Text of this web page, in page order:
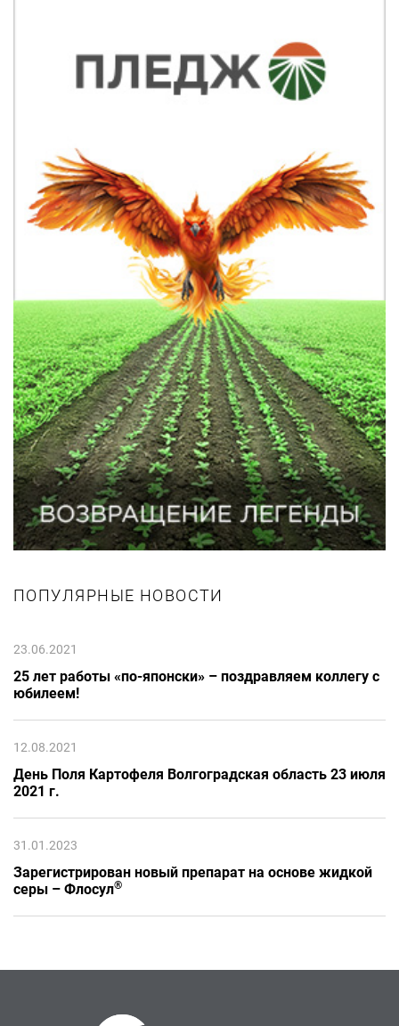
ПОПУЛЯРНЫЕ НОВОСТИ
23.06.2021
25 лет работы «по-японски» – поздравляем коллегу с
юбилеем!
12.08.2021
День Поля Картофеля Волгоградская область 23 июля
2021 г.
31.01.2023
Зарегистрирован новый препарат на основе жидкой
серы – Флосул®